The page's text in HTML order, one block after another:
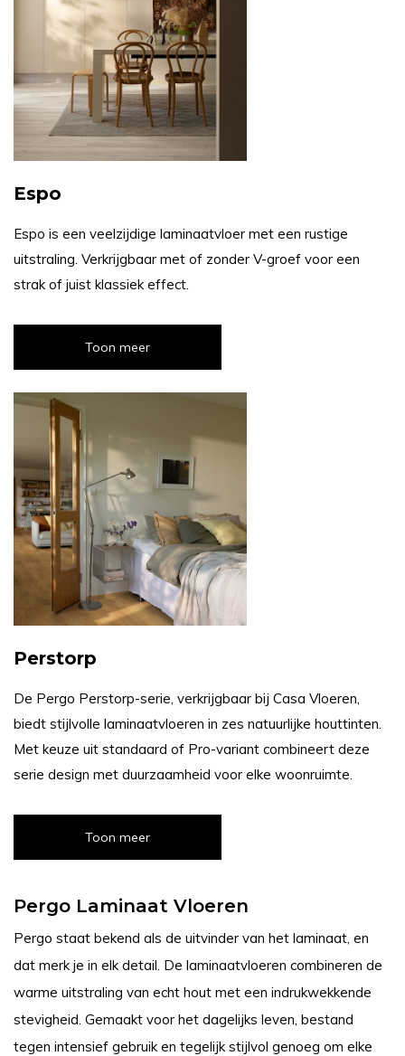
Espo
Espo is een veelzijdige laminaatvloer met een rustige
uitstraling. Verkrijgbaar met of zonder V-groef voor een
strak of juist klassiek effect.
Toon meer
Perstorp
De Pergo Perstorp-serie, verkrijgbaar bij Casa Vloeren,
biedt stijlvolle laminaatvloeren in zes natuurlijke houttinten.
Met keuze uit standaard of Pro-variant combineert deze
serie design met duurzaamheid voor elke woonruimte.
Toon meer
Pergo Laminaat Vloeren
Pergo staat bekend als de uitvinder van het laminaat, en
dat merk je in elk detail. De laminaatvloeren combineren de
warme uitstraling van echt hout met een indrukwekkende
stevigheid. Gemaakt voor het dagelijks leven, bestand
tegen intensief gebruik en tegelijk stijlvol genoeg om elke